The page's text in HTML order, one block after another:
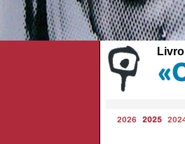
Livro
2026 2025